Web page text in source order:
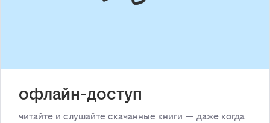
офлайн-доступ
читайте и слушайте скачанные книги — даже когда